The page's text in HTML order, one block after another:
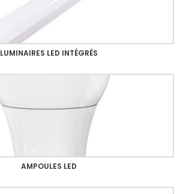
LUMINAIRES LED INTÉGRÉS
AMPOULES LED